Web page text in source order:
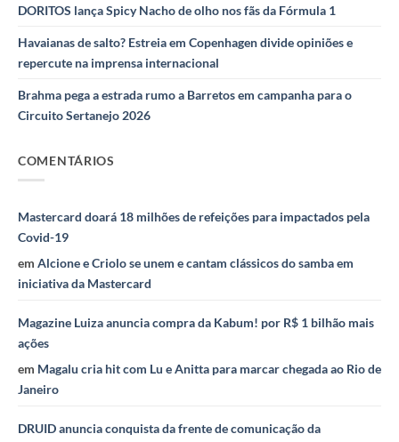
DORITOS lança Spicy Nacho de olho nos fãs da Fórmula 1
Havaianas de salto? Estreia em Copenhagen divide opiniões e
repercute na imprensa internacional
Brahma pega a estrada rumo a Barretos em campanha para o
Circuito Sertanejo 2026
COMENTÁRIOS
Mastercard doará 18 milhões de refeições para impactados pela
Covid-19
em Alcione e Criolo se unem e cantam clássicos do samba em
iniciativa da Mastercard
Magazine Luiza anuncia compra da Kabum! por R$ 1 bilhão mais
ações
em Magalu cria hit com Lu e Anitta para marcar chegada ao Rio de
Janeiro
DRUID anuncia conquista da frente de comunicação da